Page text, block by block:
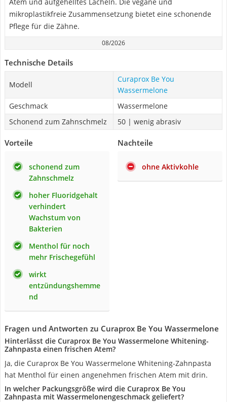
mikroplastikfreie Zusammensetzung bietet eine schonende
Pflege für die Zähne.
08/2026
Technische Details
Modell
Curaprox Be You
Wassermelone
Geschmack
Wassermelone
Schonend zum Zahnschmelz
50 | wenig abrasiv
Vorteile
schonend zum
Zahnschmelz
hoher Fluoridgehalt
verhindert
Wachstum von
Bakterien
Menthol für noch
mehr Frischegefühl
wirkt
entzündungshemme
nd
Nachteile
ohne Aktivkohle
Fragen und Antworten zu Curaprox Be You Wassermelone
Hinterlässt die Curaprox Be You Wassermelone Whitening-
Zahnpasta einen frischen Atem?
Ja, die Curaprox Be You Wassermelone Whitening-Zahnpasta
hat Menthol für einen angenehmen frischen Atem mit drin.
In welcher Packungsgröße wird die Curaprox Be You
Zahnpasta mit Wassermelonengeschmack geliefert?